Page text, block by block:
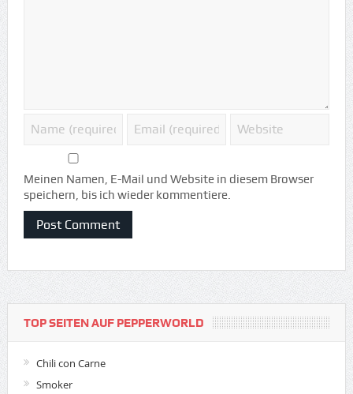
Meinen Namen, E-Mail und Website in diesem Browser
speichern, bis ich wieder kommentiere.
TOP SEITEN AUF PEPPERWORLD
Chili con Carne
Smoker